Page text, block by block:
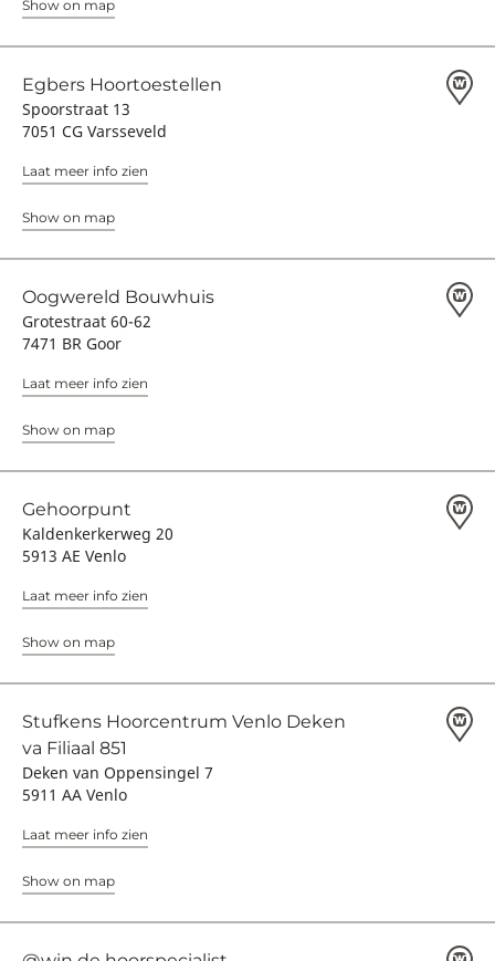
Show on map
Egbers Hoortoestellen
Spoorstraat 13
7051 CG Varsseveld
Laat meer info zien
Show on map
Oogwereld Bouwhuis
Grotestraat 60-62
7471 BR Goor
Laat meer info zien
Show on map
Gehoorpunt
Kaldenkerkerweg 20
5913 AE Venlo
Laat meer info zien
Show on map
Stufkens Hoorcentrum Venlo Deken
va Filiaal 851
Deken van Oppensingel 7
5911 AA Venlo
Laat meer info zien
Show on map